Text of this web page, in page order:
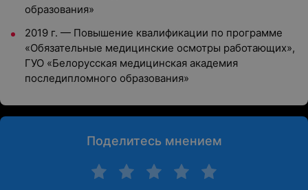
образования»
2019 г. — Повышение квалификации по программе
«Обязательные медицинские осмотры работающих»,
ГУО «Белорусская медицинская академия
последипломного образования»
Поделитесь мнением